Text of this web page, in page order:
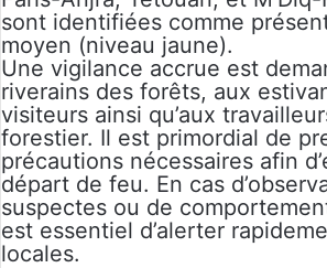
sont identifiées comme
moyen (niveau jaune).
Une vigilance accrue est
riverains des forêts, aux
visiteurs ainsi qu’aux
forestier. Il est primordial de
précautions nécessaires afin
départ de feu. En cas
suspectes ou de
est essentiel d’alerter
locales.